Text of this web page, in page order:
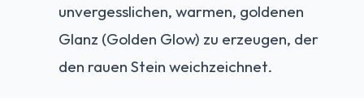
unvergesslichen, warmen, goldenen
Glanz (Golden Glow) zu erzeugen, der
den rauen Stein weichzeichnet.